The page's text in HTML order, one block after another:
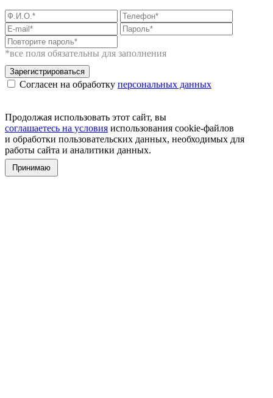
*все поля обязательны для заполнения
Зарегистрироваться
Согласен на обработку персональных данных
Продолжая использовать этот сайт, вы
соглашаетесь на условия использования cookie-файлов
и обработки пользовательских данных, необходимых для
работы сайта и аналитики данных.
Принимаю